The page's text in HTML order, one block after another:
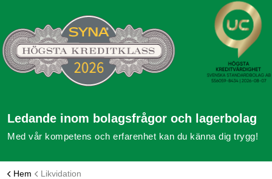
Ledande inom bolagsfrågor och lagerbolag
Med vår kompetens och erfarenhet kan du känna dig trygg!
Hem Likvidation